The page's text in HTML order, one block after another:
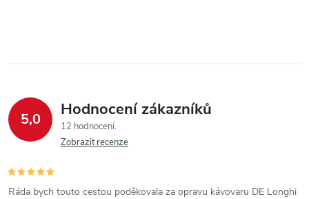
5,0 Hodnocení zákazníků
12 hodnocení
Zobrazit recenze
Ráda bych touto cestou poděkovala za opravu kávovaru DE Longhi